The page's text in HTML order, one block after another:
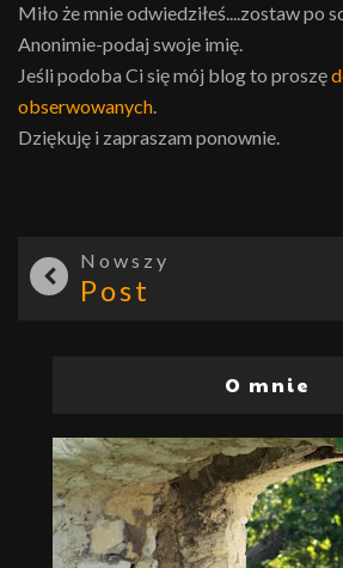
Miło że mnie odwiedziłeś....zostaw po
Anonimie-podaj swoje imię.
Jeśli podoba Ci się mój blog to proszę
obserwowanych.
Dziękuję i zapraszam ponownie.
Nowszy
Post
O mnie